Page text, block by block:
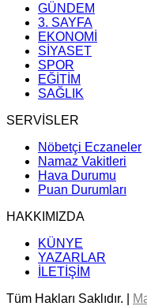
GÜNDEM
3. SAYFA
EKONOMİ
SİYASET
SPOR
EĞİTİM
SAĞLIK
SERVİSLER
Nöbetçi Eczaneler
Namaz Vakitleri
Hava Durumu
Puan Durumları
HAKKIMIZDA
KÜNYE
YAZARLAR
İLETİŞİM
Tüm Hakları Saklıdır. |